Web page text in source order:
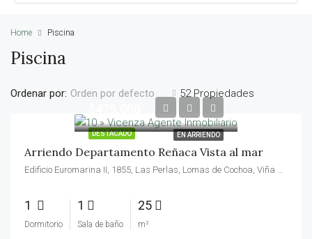
Home Piscina
Piscina
52 Propiedades
Ordenar por: Orden por defecto
DESTACADO EN ARRIENDO
Arriendo Departamento Reñaca Vista al mar
1
Dormitorio
1
Sala de baño
25
m²